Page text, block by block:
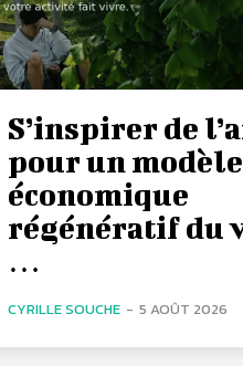
S’inspirer de
pour un modèle
économique
régénératif du
…
CYRILLE SOUCHE - 5 AOÛT 2026